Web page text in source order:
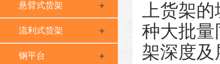
悬臂式货架
流利式货架
钢平台
上货架
种大批量
架深度